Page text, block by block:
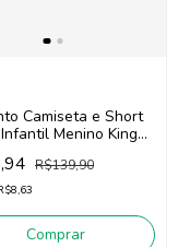
Camiseta e Short
Menino King
(Preto/Verde)
R$139,90
Comprar